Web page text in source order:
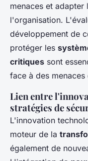
menaces et adapter
l'organisation.
développement de
protéger les
critiques sont
face à des menaces
Lien entre
stratégies de
L'innovation
moteur de la
également de